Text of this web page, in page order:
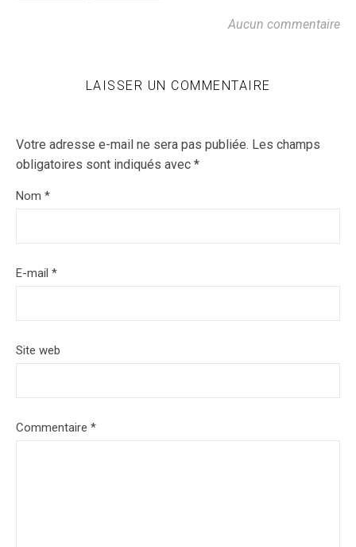
Aucun commentaire
LAISSER UN COMMENTAIRE
Votre adresse e-mail ne sera pas publiée. Les champs
obligatoires sont indiqués avec *
Nom *
E-mail *
Site web
Commentaire *